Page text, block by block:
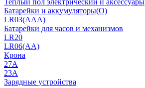
Теплый пол электрический и аксессуары
Батарейки и аккумуляторы(О)
LR03(AAA)
Батарейки для часов и механизмов
LR20
LR06(AA)
Крона
27A
23A
Зарядные устройства